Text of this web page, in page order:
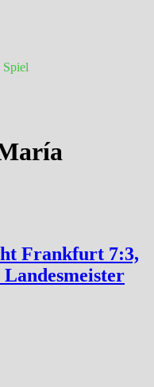
Spiel
Frankfurt 7:3,